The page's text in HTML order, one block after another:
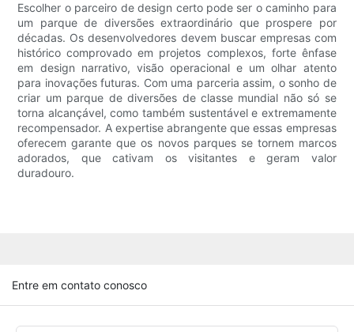
Escolher o parceiro de design certo pode ser o caminho para
um parque de diversões extraordinário que prospere por
décadas. Os desenvolvedores devem buscar empresas com
histórico comprovado em projetos complexos, forte ênfase
em design narrativo, visão operacional e um olhar atento
para inovações futuras. Com uma parceria assim, o sonho de
criar um parque de diversões de classe mundial não só se
torna alcançável, como também sustentável e extremamente
recompensador. A expertise abrangente que essas empresas
oferecem garante que os novos parques se tornem marcos
adorados, que cativam os visitantes e geram valor
duradouro.
Entre em contato conosco